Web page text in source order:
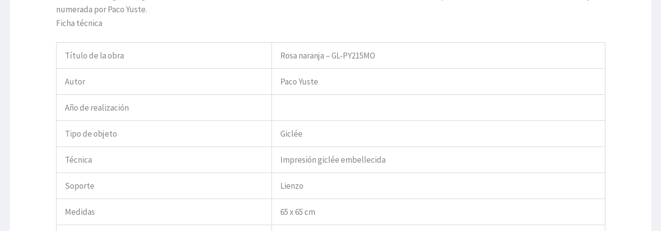
numerada por Paco Yuste.
Ficha técnica
Título de la obra Rosa naranja – GL-PY215MO
Autor Paco Yuste
Año de realización
Tipo de objeto Giclée
Técnica Impresión giclée embellecida
Soporte Lienzo
Medidas 65 x 65 cm